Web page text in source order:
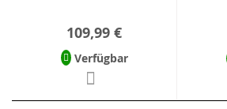
109,99 €
Verfügbar